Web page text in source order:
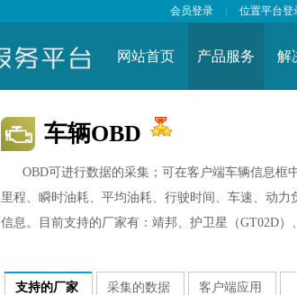
会员登录 位置平台登
网站首页 产品服务 解
车辆OBD
OBD可进行数据的采集；可在客户端车辆信息框
里程、瞬时油耗、平均油耗、行驶时间、车速、动
信息。目前支持的厂家有：靖邦、护卫星（GT02D）
支持的厂家 采集的数据 客户端应用